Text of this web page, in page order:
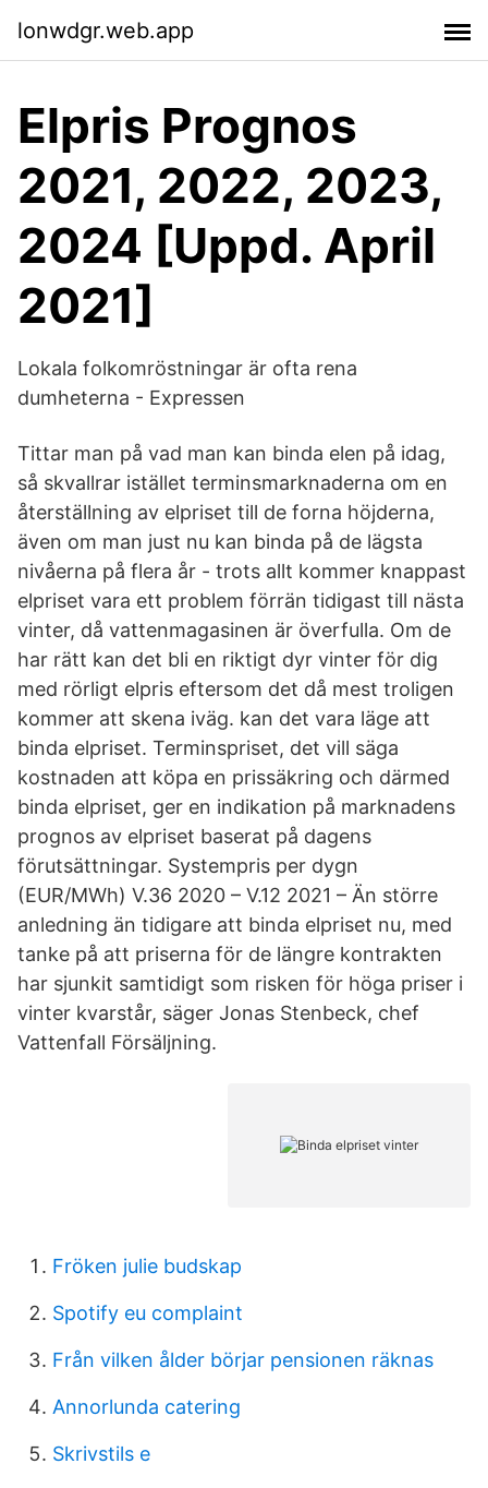
lonwdgr.web.app
Elpris Prognos
2021, 2022, 2023,
2024 [Uppd. April
2021]
Lokala folkomröstningar är ofta rena
dumheterna - Expressen
Tittar man på vad man kan binda elen på idag,
så skvallrar istället terminsmarknaderna om en
återställning av elpriset till de forna höjderna,
även om man just nu kan binda på de lägsta
nivåerna på flera år - trots allt kommer knappast
elpriset vara ett problem förrän tidigast till nästa
vinter, då vattenmagasinen är överfulla. Om de
har rätt kan det bli en riktigt dyr vinter för dig
med rörligt elpris eftersom det då mest troligen
kommer att skena iväg. kan det vara läge att
binda elpriset. Terminspriset, det vill säga
kostnaden att köpa en prissäkring och därmed
binda elpriset, ger en indikation på marknadens
prognos av elpriset baserat på dagens
förutsättningar. Systempris per dygn
(EUR/MWh) V.36 2020 – V.12 2021 – Än större
anledning än tidigare att binda elpriset nu, med
tanke på att priserna för de längre kontrakten
har sjunkit samtidigt som risken för höga priser i
vinter kvarstår, säger Jonas Stenbeck, chef
Vattenfall Försäljning.
Fröken julie budskap
Spotify eu complaint
Från vilken ålder börjar pensionen räknas
Annorlunda catering
Skrivstils e